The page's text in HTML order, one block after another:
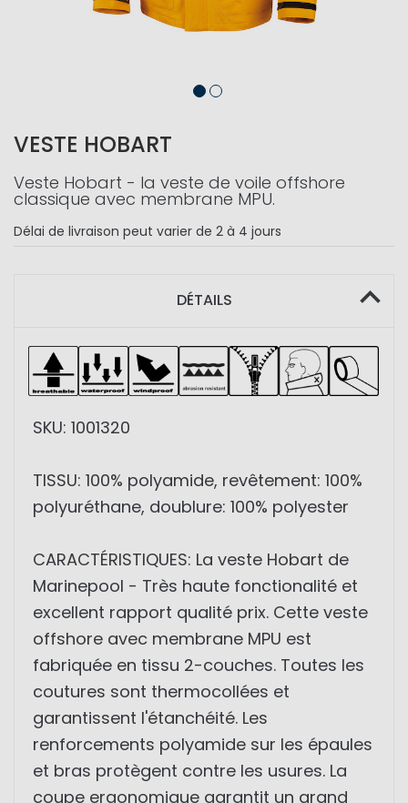
VESTE HOBART
Veste Hobart - la veste de voile offshore
classique avec membrane MPU.
Délai de livraison peut varier de 2 à 4 jours
DÉTAILS
SKU: 1001320
TISSU: 100% polyamide, revêtement: 100%
polyuréthane, doublure: 100% polyester
CARACTÉRISTIQUES: La veste Hobart de
Marinepool - Très haute fonctionalité et
excellent rapport qualité prix. Cette veste
offshore avec membrane MPU est
fabriquée en tissu 2-couches. Toutes les
coutures sont thermocollées et
garantissent l'étanchéité. Les
renforcements polyamide sur les épaules
et bras protègent contre les usures. La
coupe ergonomique garantit un grand